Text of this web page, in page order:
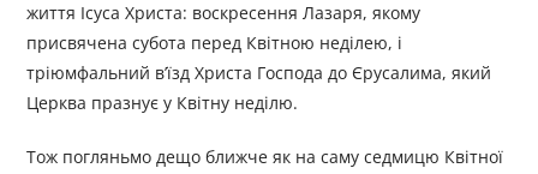
життя Ісуса Христа: воскресення Лазаря, якому
присвячена субота перед Квітною неділею, і
тріюмфальний в’їзд Христа Господа до Єрусалима, який
Церква празнує у Квітну неділю.
Тож погляньмо дещо ближче як на саму седмицю Квітної